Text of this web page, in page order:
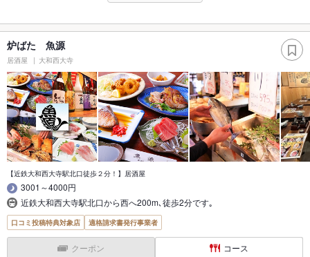
炉ばた 魚源
居酒屋 大和西大寺
【近鉄大和西大寺駅北口徒歩２分！】居酒屋
3001～4000円
近鉄大和西大寺駅北口から西へ200m､徒歩2分です｡
口コミ投稿特典対象店 適格請求書発行事業者
クーポン コース